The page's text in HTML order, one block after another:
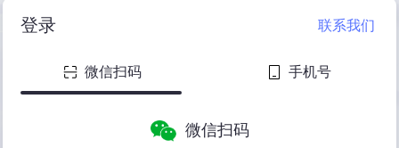
登录 联系我们
微信扫码 手机号
微信扫码